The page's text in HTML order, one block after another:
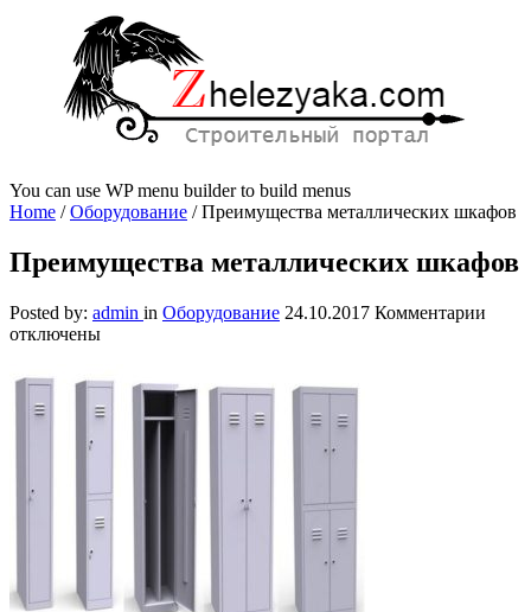
You can use WP menu builder to build menus
Home /Оборудование /Преимущества металлических шкафов
Преимущества металлических шкафов
Posted by: admin in Оборудование 24.10.2017 Комментарии
отключены